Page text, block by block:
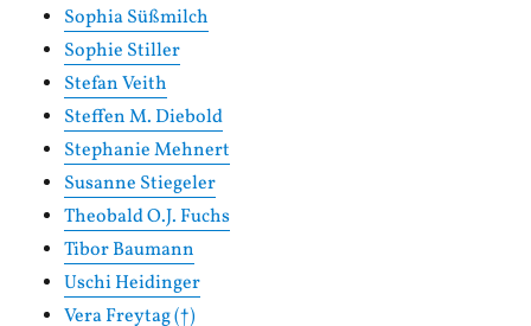
Sophia Süßmilch
Sophie Stiller
Stefan Veith
Steffen M. Diebold
Stephanie Mehnert
Susanne Stiegeler
Theobald O.J. Fuchs
Tibor Baumann
Uschi Heidinger
Vera Freytag (†)